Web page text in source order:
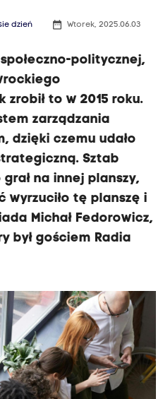
dzień date_range Wtorek, 2025.06.03
politycznej,
to w 2015 roku.
zarządzania
dzięki czemu udało
Sztab
grał na innej planszy,
wyrzuciło tę planszę i
Michał Fedorowicz,
był gościem Radia